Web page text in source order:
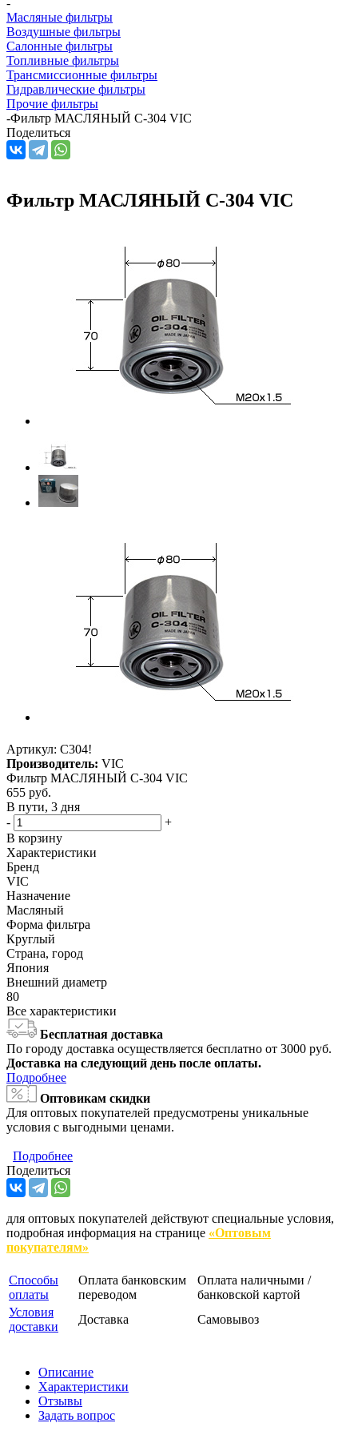
Масляные фильтры
Воздушные фильтры
Салонные фильтры
Топливные фильтры
Трансмиссионные фильтры
Гидравлические фильтры
Прочие фильтры
-Фильтр МАСЛЯНЫЙ C-304 VIC
Поделиться
Фильтр МАСЛЯНЫЙ C-304 VIC
Артикул: C304!
Производитель: VIC
Фильтр МАСЛЯНЫЙ C-304 VIC
655 руб.
В пути, 3 дня
-
+
В корзину
Характеристики
Бренд
VIC
Назначение
Масляный
Форма фильтра
Круглый
Страна, город
Япония
Внешний диаметр
80
Все характеристики
Бесплатная доставка
По городу доставка осуществляется бесплатно от 3000 руб.
Доставка на следующий день после оплаты.
Подробнее
Оптовикам скидки
Для оптовых покупателей предусмотрены уникальные
условия с выгодными ценами.
Подробнее
Поделиться
для оптовых покупателей действуют специальные условия,
подробная информация на странице «Оптовым
покупателям»
Способы
оплаты
Оплата банковским
переводом
Оплата наличными /
банковской картой
Условия
доставки
Доставка Самовывоз
Описание
Характеристики
Отзывы
Задать вопрос